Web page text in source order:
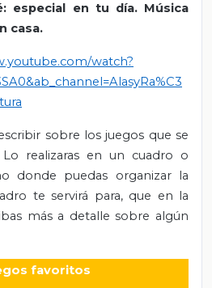
especial en tu día. Música
casa.
watch?
sobre los juegos que se
realizaras en un cuadro o
donde puedas organizar la
te servirá para, que en la
más a detalle sobre algún
favoritos